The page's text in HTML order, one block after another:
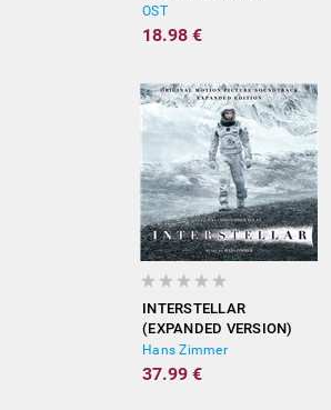
SOUNDTRACK)
OST
18.98 €
INTERSTELLAR
(EXPANDED VERSION)
Hans Zimmer
37.99 €